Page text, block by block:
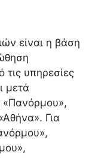
είναι η βάση
τις υπηρεσίες
μετά
«Πανόρμου»,
Για